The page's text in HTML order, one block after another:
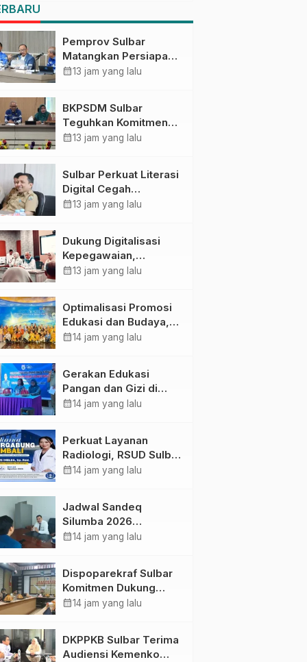
Pemprov Sulbar
Matangkan Persiapan
HUT Ke-81 RI, Puncak
calendar_month13 jam yang lalu
BKPSDM Sulbar
Teguhkan Komitmen
Pengembangan
Penandatanganan
Perjanjian Tugas
Belajar 2026
calendar_month13 jam yang lalu
Sulbar Perkuat Literasi
Digital Cegah
Kejahatan Love
calendar_month13 jam yang lalu
Dukung Digitalisasi
Kepegawaian,
DPMPTSP Sulbar Siap
calendar_month13 jam yang lalu
Optimalisasi Promosi
Edukasi dan Budaya,
Anjungan Provinsi
Bersama Sky World
TMII
calendar_month14 jam yang lalu
Gerakan Edukasi
Pangan dan Gizi di
Mamasa: Tingkatkan
dalam Pemenuhan Gizi
calendar_month14 jam yang lalu
Perkuat Layanan
Radiologi, RSUD Sulbar
Sambut Kembali dr. Iis
calendar_month14 jam yang lalu
Jadwal Sandeq
Silumba 2026
Disesuaikan,
Tetap Dimatangkan
calendar_month14 jam yang lalu
Dispoparekraf Sulbar
Komitmen Dukung
Penyusunan RAD
calendar_month14 jam yang lalu
DKPPKB Sulbar Terima
Audiensi Kemenko